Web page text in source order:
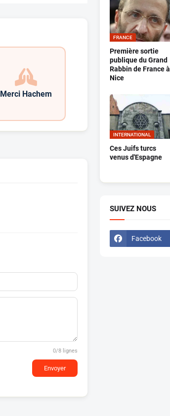
Merci Hachem
0/8 lignes
Envoyer
FRANCE
Première sortie
publique du Grand
Rabbin de France à
Nice
INTERNATIONAL
Ces Juifs turcs
venus d'Espagne
SUIVEZ NOUS
Facebook